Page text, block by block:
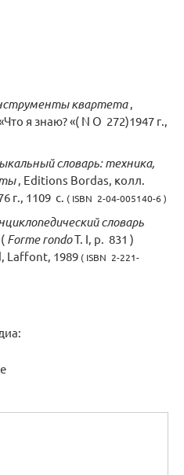
квартета,
я знаю? «( N O 272)1947 г.,
словарь: техника,
, Editions Bordas, колл.
г., 1109 с. ( ISBN 2-04-005140-6 )
словарь
Forme rondoT. I, p. 831 )
Laffont, 1989 ( ISBN 2-221-